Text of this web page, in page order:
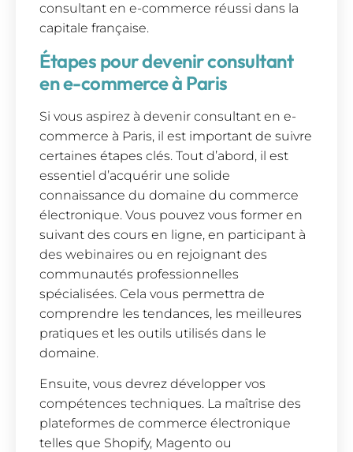
consultant en e-commerce réussi dans la
capitale française.
Étapes pour devenir consultant
en e-commerce à Paris
Si vous aspirez à devenir consultant en e-
commerce à Paris, il est important de suivre
certaines étapes clés. Tout d’abord, il est
essentiel d’acquérir une solide
connaissance du domaine du commerce
électronique. Vous pouvez vous former en
suivant des cours en ligne, en participant à
des webinaires ou en rejoignant des
communautés professionnelles
spécialisées. Cela vous permettra de
comprendre les tendances, les meilleures
pratiques et les outils utilisés dans le
domaine.
Ensuite, vous devrez développer vos
compétences techniques. La maîtrise des
plateformes de commerce électronique
telles que Shopify, Magento ou